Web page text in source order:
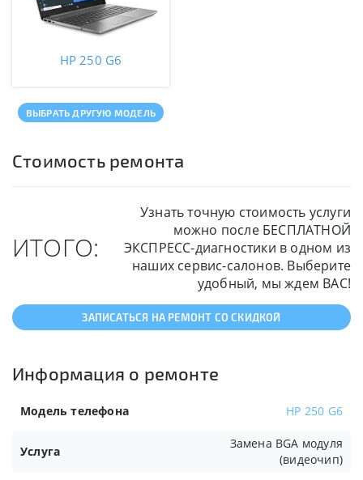
HP 250 G6
ВЫБРАТЬ ДРУГУЮ МОДЕЛЬ
Стоимость ремонта
ИТОГО:
Узнать точную стоимость услуги
можно после БЕСПЛАТНОЙ
ЭКСПРЕСС-диагностики в одном из
наших сервис-салонов. Выберите
удобный, мы ждем ВАС!
ЗАПИСАТЬСЯ НА РЕМОНТ СО СКИДКОЙ
Информация о ремонте
Модель телефона HP 250 G6
Услуга
Замена BGA модуля
(видеочип)